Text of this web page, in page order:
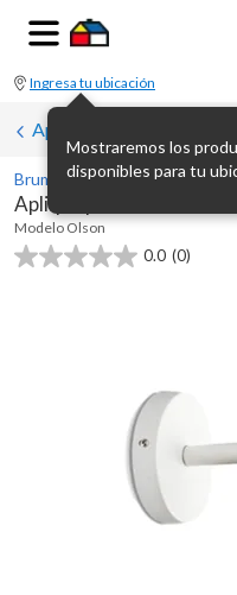
Ingresa tu ubicación
Mostraremos los
disponibles para tu
Apliques de pared, spots
Bruma
Aplique pared Olson
Modelo Olson
0.0 (0)
0.0